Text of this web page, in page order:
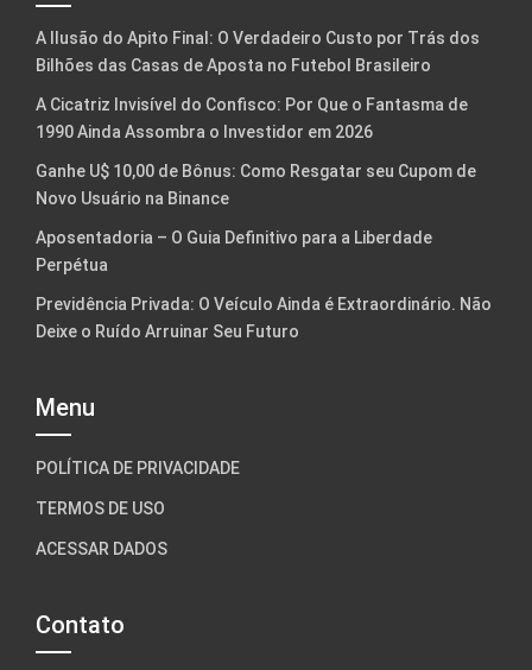
A Ilusão do Apito Final: O Verdadeiro Custo por Trás dos
Bilhões das Casas de Aposta no Futebol Brasileiro
A Cicatriz Invisível do Confisco: Por Que o Fantasma de
1990 Ainda Assombra o Investidor em 2026
Ganhe U$ 10,00 de Bônus: Como Resgatar seu Cupom de
Novo Usuário na Binance
Aposentadoria – O Guia Definitivo para a Liberdade
Perpétua
Previdência Privada: O Veículo Ainda é Extraordinário. Não
Deixe o Ruído Arruinar Seu Futuro
Menu
POLÍTICA DE PRIVACIDADE
TERMOS DE USO
ACESSAR DADOS
Contato